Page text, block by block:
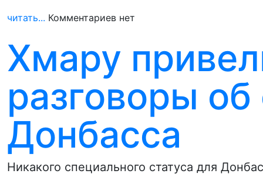
читать... Комментариев нет
Хмару
разговоры
Донбасса
Никакого специального статуса для